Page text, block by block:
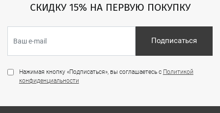
СКИДКУ 15% НА ПЕРВУЮ ПОКУПКУ
Подписаться
Нажимая кнопку «Подписаться», вы соглашаетесь с Политикой
конфиденциальности